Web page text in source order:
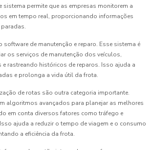
sistema permite que as empresas monitorem a
em tempo real, proporcionando informações
software de manutenção e reparo. Esse sistema é
os serviços de manutenção dos veículos,
rastreando históricos de reparos. Isso ajuda a
e prolonga a vida útil da frota.
de rotas são outra categoria importante.
algoritmos avançados para planejar as melhores
em conta diversos fatores como tráfego e
ajuda a reduzir o tempo de viagem e o consumo
a eficiência da frota.